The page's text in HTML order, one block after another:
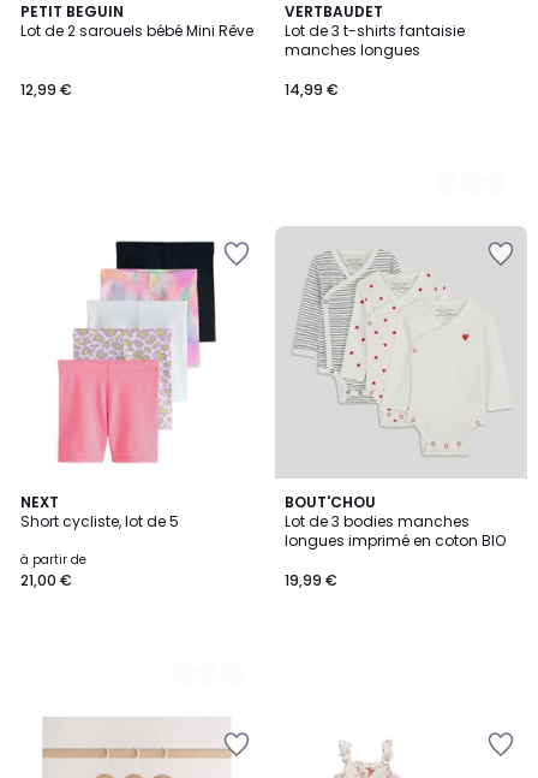
PETIT BEGUIN
Lot de 2 sarouels bébé Mini Rêve
12,99 €
VERTBAUDET
Lot de 3 t-shirts fantaisie
manches longues
14,99 €
6
Couleurs
NEXT
Short cycliste, lot de 5
à partir de
21,00 €
4
Couleurs
BOUT'CHOU
Lot de 3 bodies manches
longues imprimé en coton BIO
19,99 €